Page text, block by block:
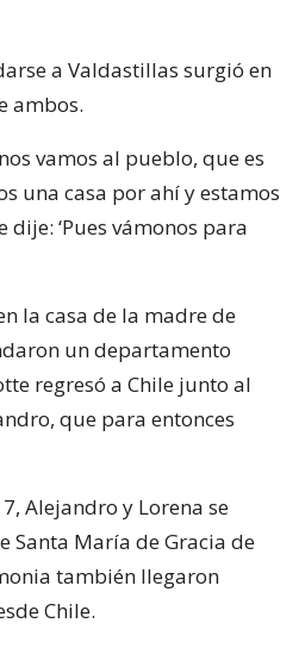
a Valdastillas surgió en
ambos.
vamos al pueblo, que es
una casa por ahí y estamos
dije: ‘Pues vámonos para
la casa de la madre de
un departamento
regresó a Chile junto al
que para entonces
Alejandro y Lorena se
Santa María de Gracia de
también llegaron
Chile.